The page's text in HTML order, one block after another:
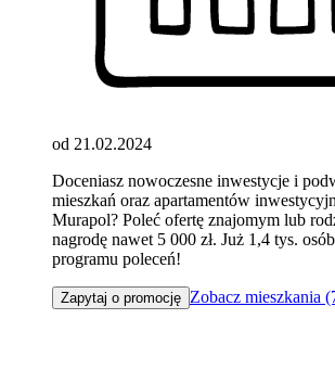
od 21.02.2024
Doceniasz nowoczesne inwestycje i
mieszkań oraz apartamentów
Murapol? Poleć ofertę znajomym lub
nagrodę nawet 5 000 zł. Już 1,4 tys.
programu poleceń!
Zapytaj o promocję Zobacz mieszkania